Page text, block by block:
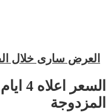
العرض سارى خلال الفترة من 18 يناير
المزدوجة